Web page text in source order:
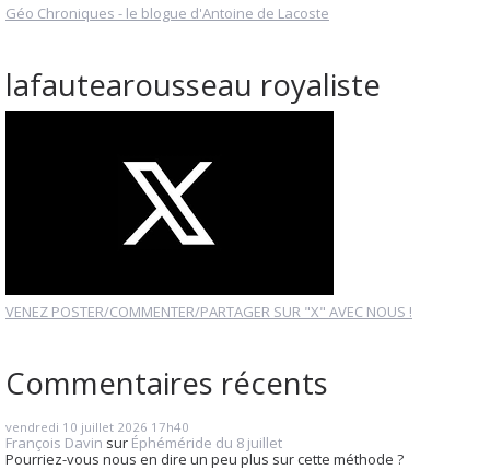
Géo Chroniques - le blogue d'Antoine de Lacoste
lafautearousseau royaliste
VENEZ POSTER/COMMENTER/PARTAGER SUR "X" AVEC NOUS !
Commentaires récents
vendredi 10 juillet 2026 17h40
François Davin sur Éphéméride du 8 juillet
Pourriez-vous nous en dire un peu plus sur cette méthode ?